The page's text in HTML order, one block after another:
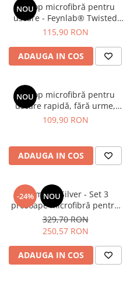
NOU
Prosop microfibră pentru
uscare - Feynlab® Twisted
Logic Korean Microfiber Large
115,90 RON
ADAUGA IN COS
NOU
Prosop microfibră pentru
uscare rapidă, fără urme,
60x90cm, 1200gsm - Premium
109,90 RON
ADAUGA IN COS
-24% NOU
Premium Silver - Set 3
prosoape microfibră pentru
uscare rapidă, fără urme,
60x90cm, 1200gsm
329,70 RON
250,57 RON
ADAUGA IN COS